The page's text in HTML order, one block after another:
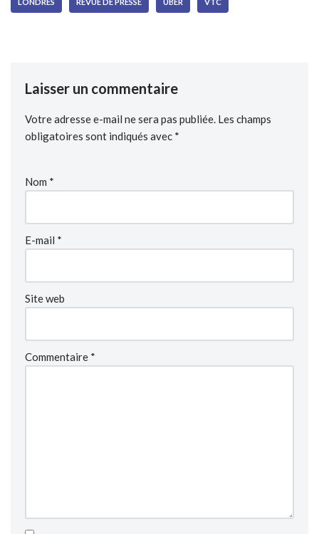
Laisser un commentaire
Votre adresse e-mail ne sera pas publiée. Les champs
obligatoires sont indiqués avec *
Nom *
E-mail *
Site web
Commentaire *